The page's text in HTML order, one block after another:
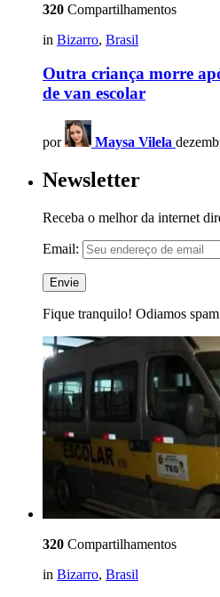
320 Compartilhamentos
in Bizarro, Brasil
Outra criança morre
de van escolar
por Maysa Vilela
Newsletter
Receba o melhor da internet
Email:
Fique tranquilo! Odiamos
320 Compartilhamentos
in Bizarro, Brasil